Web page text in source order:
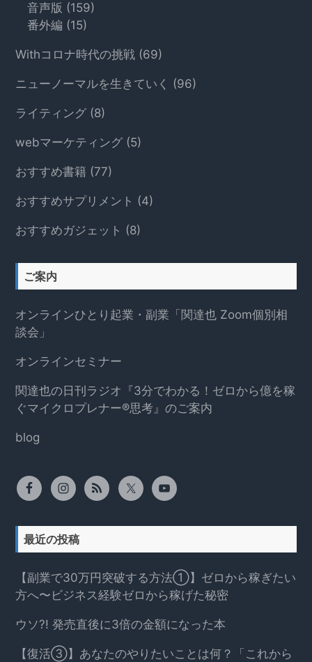
音声版 (159)
番外編 (15)
Withコロナ時代の挑戦 (69)
ニューノーマルを生きていく (96)
ライティング (8)
webマーケティング (5)
おすすめ書籍 (77)
おすすめサプリメント (4)
おすすめガジェット (8)
ご案内
オンラインひとり起業・副業「関達也 Zoom個別相
談会」
オンラインセミナー
関達也の日刊ラジオ『3分でわかる！ゼロから億を稼
ぐマイクロプレナー®思考』のご案内
blog
最近の投稿
【副業で30万円突破する方法①】ゼロから稼ぎたい
方へ〜ビジネス経験ゼロから稼げた秘密
ウソ?! 発売直後に3倍の金額になった本
【復活③】あなたのやりたいことは何？「これから